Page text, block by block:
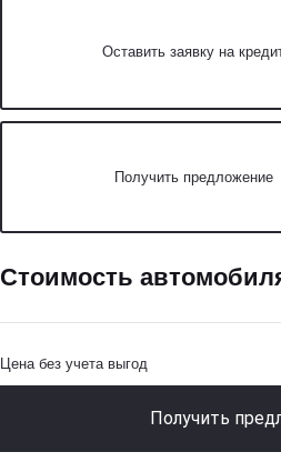
Оставить заявку на
Получить предложение
Стоимость
Цена без учета выгод
Получить